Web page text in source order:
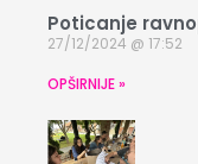
Poticanje
27/12/2024
17:52
OPŠIRNIJE »